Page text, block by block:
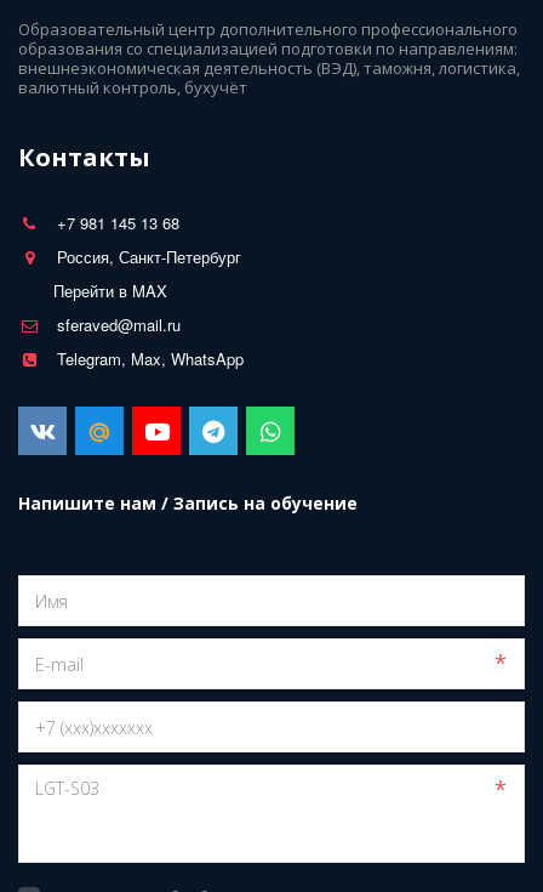
Образовательный центр дополнительного профессионального
образования со специализацией подготовки по направлениям:
внешнеэкономическая деятельность (ВЭД), таможня, логистика,
валютный контроль, бухучёт
Контакты
+7 981 145 13 68
Россия, Санкт-Петербург
Перейти в MAX
sferaved@mail.ru
Telegram, Max, WhatsApp
Напишите нам / Запись на обучение
*
*